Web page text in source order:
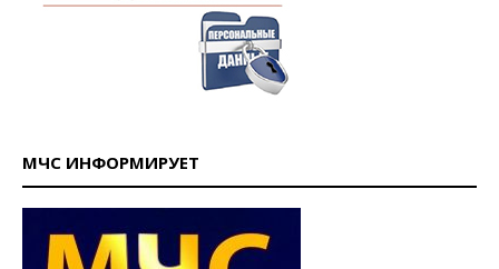
МЧС ИНФОРМИРУЕТ